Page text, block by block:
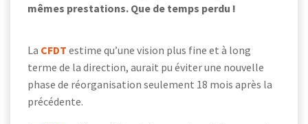
mêmes prestations. Que de temps perdu !
La CFDT estime qu’une vision plus fine et à long
terme de la direction, aurait pu éviter une nouvelle
phase de réorganisation seulement 18 mois après la
précédente.